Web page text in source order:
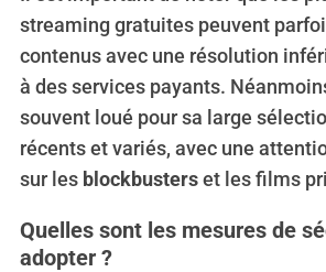
streaming gratuites peuvent
contenus avec une résolution
à des services payants.
souvent loué pour sa large
récents et variés, avec une
sur les blockbusterset les films
Quelles sont les mesures de
adopter ?